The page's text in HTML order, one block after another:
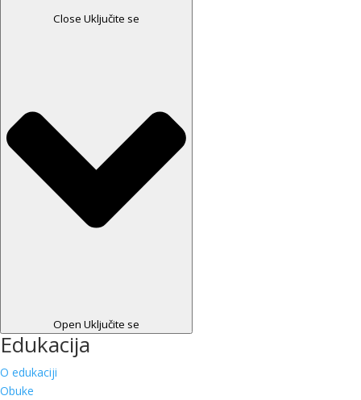
Close Uključite se
Open Uključite se
Edukacija
O edukaciji
Obuke